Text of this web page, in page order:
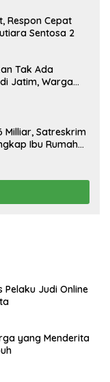
Respon Cepat
Sentosa 2
Tak Ada
Jatim, Warga
Milliar, Satreskrim
Ibu Rumah
Judi Online
yang Menderita